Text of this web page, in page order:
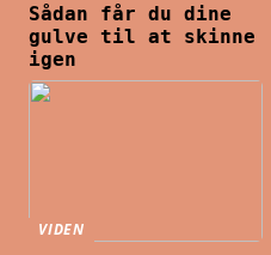
Sådan får du dine
gulve til at skinne
igen
VIDEN